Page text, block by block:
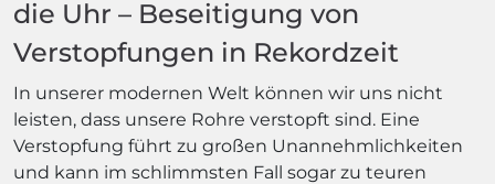
die Uhr – Beseitigung von
Verstopfungen in Rekordzeit
In unserer modernen Welt können wir uns nicht
leisten, dass unsere Rohre verstopft sind. Eine
Verstopfung führt zu großen Unannehmlichkeiten
und kann im schlimmsten Fall sogar zu teuren